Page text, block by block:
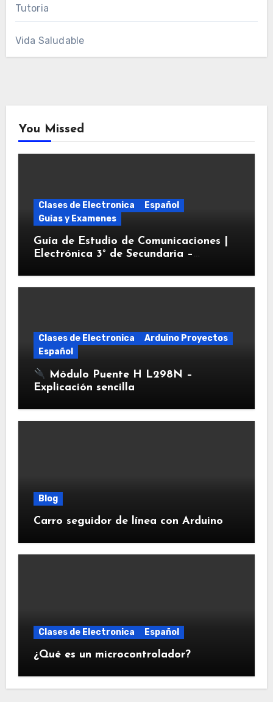
Tutoria
Vida Saludable
You Missed
Clases de Electronica
Español
Guias y Examenes
Guía de Estudio de Comunicaciones |
Electrónica 3° de Secundaria –
Clases de Electronica
Arduino Proyectos
Español
Módulo Puente H L298N –
Explicación sencilla
Blog
Carro seguidor de línea con Arduino
Clases de Electronica Español
¿Qué es un microcontrolador?